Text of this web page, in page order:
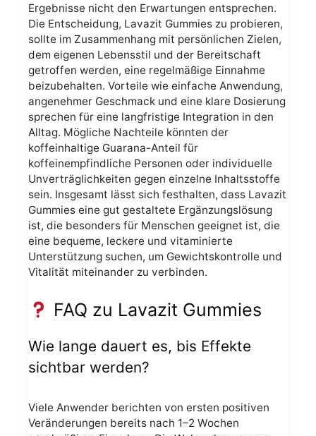
Ergebnisse nicht den Erwartungen entsprechen.
Die Entscheidung, Lavazit Gummies zu probieren,
sollte im Zusammenhang mit persönlichen Zielen,
dem eigenen Lebensstil und der Bereitschaft
getroffen werden, eine regelmäßige Einnahme
beizubehalten. Vorteile wie einfache Anwendung,
angenehmer Geschmack und eine klare Dosierung
sprechen für eine langfristige Integration in den
Alltag. Mögliche Nachteile könnten der
koffeinhaltige Guarana-Anteil für
koffeinempfindliche Personen oder individuelle
Unverträglichkeiten gegen einzelne Inhaltsstoffe
sein. Insgesamt lässt sich festhalten, dass Lavazit
Gummies eine gut gestaltete Ergänzungslösung
ist, die besonders für Menschen geeignet ist, die
eine bequeme, leckere und vitaminierte
Unterstützung suchen, um Gewichtskontrolle und
Vitalität miteinander zu verbinden.
FAQ zu Lavazit Gummies
Wie lange dauert es, bis Effekte
sichtbar werden?
Viele Anwender berichten von ersten positiven
Veränderungen bereits nach 1–2 Wochen